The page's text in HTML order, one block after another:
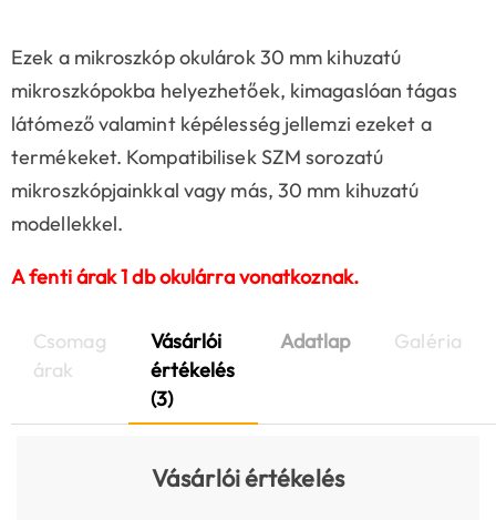
Ezek a mikroszkóp okulárok 30 mm kihuzatú
mikroszkópokba helyezhetőek, kimagaslóan tágas
látómező valamint képélesség jellemzi ezeket a
termékeket. Kompatibilisek SZM sorozatú
mikroszkópjainkkal vagy más, 30 mm kihuzatú
modellekkel.
A fenti árak 1 db okulárra vonatkoznak.
Csomag
árak
Vásárlói
értékelés
(3)
Adatlap Galéria
Vásárlói értékelés